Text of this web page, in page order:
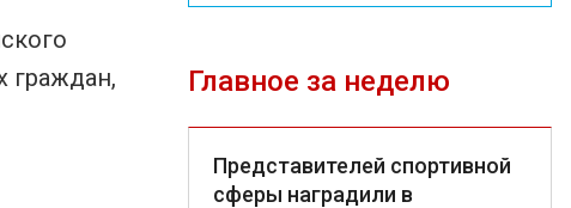
граждан,
Главное за неделю
Представителей спортивной
сферы наградили в